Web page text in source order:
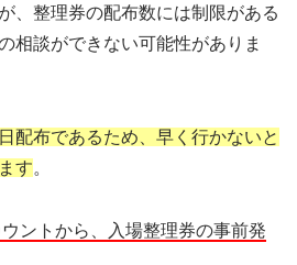
、整理券の配布数には制限がある
相談ができない可能性がありま
配布であるため、早く行かないと
す。
ントから、入場整理券の事前発